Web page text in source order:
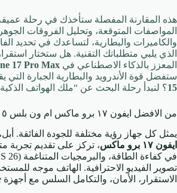
هذه المقارنة المفصلة ستأخذك في رحلة
المواصفات المتوقعة، وتحليل الفروقات
والكاميرات والبطارية، لتساعدك في تحديد
المعزز بالذكاء الاصطناعي في 17 Pro Max
ستفضل قوة الأندرويد والبطارية الجبارة التي
15؟ لنبدأ رحلة البحث عن “ملك الهواتف الذكية”
من الافضل ايفون ١٧ برو ماكس ام ون بلس ١٥
يمثل كل جهاز رؤية مختلفة للجودة الفائقة.
ايفون ١٧ برو ماكس
، تركز على تقديم تجربة
تصوير الفيديو الاحترافية. الهاتف موجه
الاستقرار، الأمان، والتكامل السلس مع أجهزة Apple الأخرى.